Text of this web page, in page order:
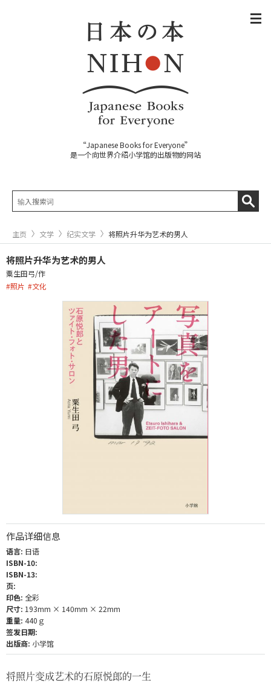
“Japanese Books for Everyone”
是一个向世界介绍小学馆的出版物的网站
主页 文学 纪实文学 将照片升华为艺术的男人
将照片升华为艺术的男人
粟生田弓/作
#照片 #文化
作品详细信息
语言: 日语
ISBN-10:
ISBN-13:
页:
印色: 全彩
尺寸: 193mm × 140mm × 22mm
重量: 440ｇ
签发日期:
出版商: 小学馆
将照片变成艺术的石原悦郎的一生